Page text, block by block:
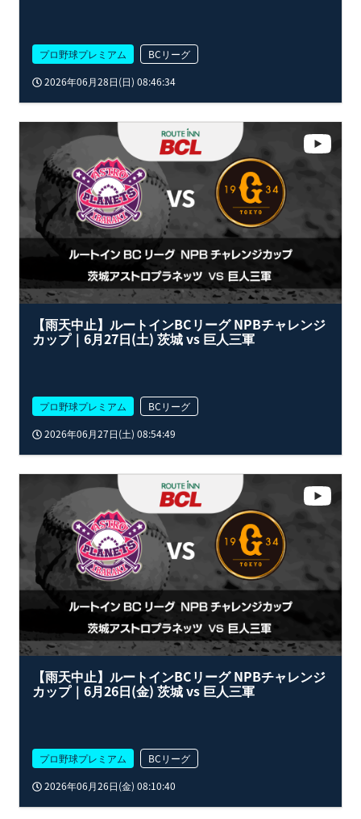
プロ野球プレミアム
BCリーグ
2026年06月28日(日) 08:46:34
【雨天中止】ルートインBCリーグ NPBチャレンジ
カップ｜6月27日(土) 茨城 vs 巨人三軍
プロ野球プレミアム
BCリーグ
2026年06月27日(土) 08:54:49
【雨天中止】ルートインBCリーグ NPBチャレンジ
カップ｜6月26日(金) 茨城 vs 巨人三軍
プロ野球プレミアム
BCリーグ
2026年06月26日(金) 08:10:40